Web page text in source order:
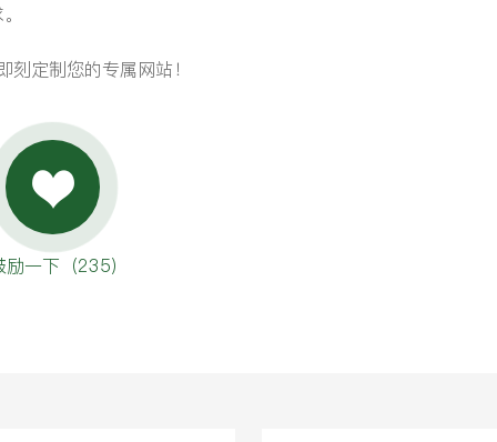
定制您的专属网站！
励一下（235）